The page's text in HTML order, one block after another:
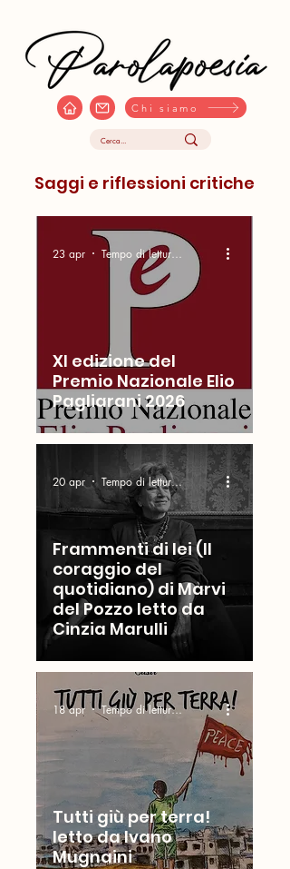
Chi siamo
Saggi e riflessioni critiche
XI edizione del
Premio Nazionale Elio
Pagliarani 2026
23 apr Tempo di lettura: 5 min
Frammenti di lei (Il
coraggio del
quotidiano) di Marvi
del Pozzo letto da
Cinzia Marulli
20 apr Tempo di lettura: 4 min
Tutti giù per terra!
letto da Ivano
Mugnaini
18 apr Tempo di lettura: 5 min